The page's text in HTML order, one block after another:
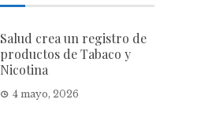
Salud crea un registro de
productos de Tabaco y
Nicotina
4 mayo, 2026